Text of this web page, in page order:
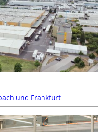
und Frankfurt